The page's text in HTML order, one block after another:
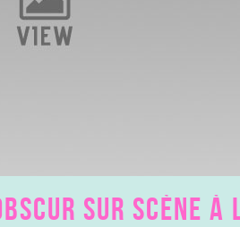
SUR SCÈNE